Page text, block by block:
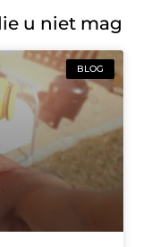
u niet mag
BLOG